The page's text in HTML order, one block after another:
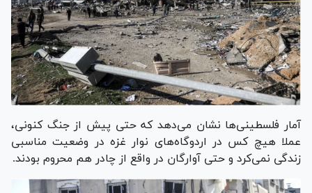
آمار فلسطینی‌ها نشان می‌دهد که حتی پیش از جنگ کنونی،
عملا هیچ کس در اردوگاه‌های نوار غزه در وضعیت مناسبی
زندگی نمی‌کرد و حتی آوارگان در واقع از چادر هم محروم بودند.